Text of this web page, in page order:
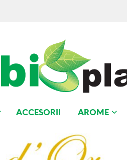
ACCESORII AROME